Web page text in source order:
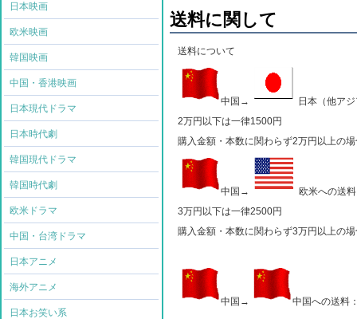
日本映画
欧米映画
韓国映画
中国・香港映画
日本現代ドラマ
日本時代劇
韓国現代ドラマ
韓国時代劇
欧米ドラマ
中国・台湾ドラマ
日本アニメ
海外アニメ
日本お笑い系
送料に関して
送料について
中国→
日本（他ア
2万円以下は一律1500円
購入金額・本数に関わらず2万円以上の
中国→
欧米への送
3万円以下は一律2500円
購入金額・本数に関わらず3万円以上の
中国→ 中国への送料